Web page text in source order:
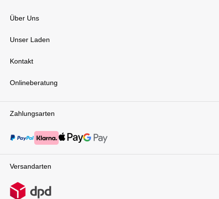
Zahlungsarten
Versandarten
Über Uns
Unser Laden
Kontakt
Onlineberatung